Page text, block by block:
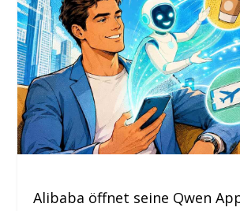
Alibaba öffnet seine Qwen